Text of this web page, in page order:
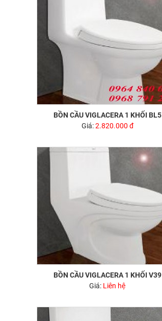
BỒN CẦU VIGLACERA 1 KHỐI BL5
Giá:2.820.000 đ
BỒN CẦU VIGLACERA 1 KHỐI V39
Giá: Liên hệ